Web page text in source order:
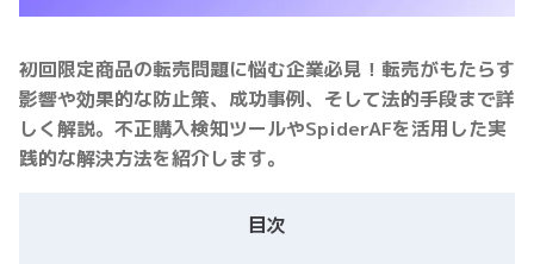
初回限定商品の転売問題に悩む企業必見！転売がもたらす
影響や効果的な防止策、成功事例、そして法的手段まで詳
しく解説。不正購入検知ツールやSpiderAFを活用した実
践的な解決方法を紹介します。
目次